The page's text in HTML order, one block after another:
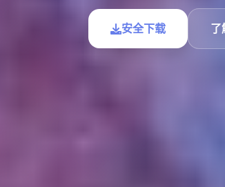
安全下载 了